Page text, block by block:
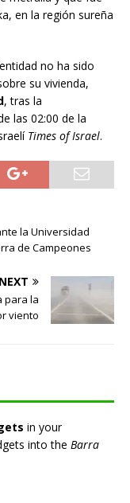
en la región sureña
no ha sido
su vivienda,
, tras la
las 02:00 de la
Times of Israel.
la Universidad
de Campeones
NEXT
para la
viento
in your
into the Barra